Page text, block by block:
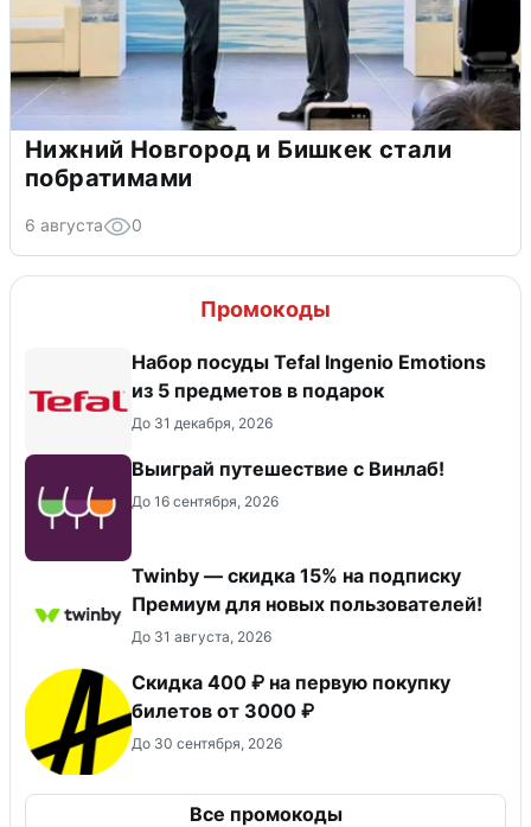
Нижний Новгород и Бишкек стали
побратимами
6 августа 0
Промокоды
Набор посуды Tefal Ingenio Emotions
из 5 предметов в подарок
До 31 декабря, 2026
Выиграй путешествие с Винлаб!
До 16 сентября, 2026
Twinby — скидка 15% на подписку
Премиум для новых пользователей!
До 31 августа, 2026
Скидка 400 ₽ на первую покупку
билетов от 3000 ₽
До 30 сентября, 2026
Все промокоды